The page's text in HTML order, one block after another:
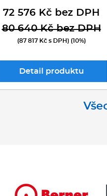
72 576 Kč bez DPH
80 640 Kč bez DPH
(87 817 Kč s DPH) (10%)
Detail produktu